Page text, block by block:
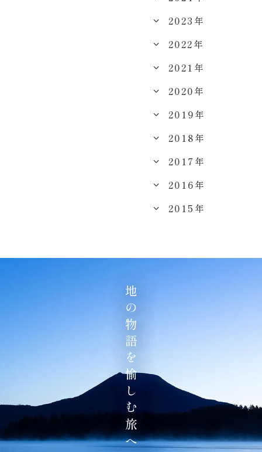
2023年
2022年
2021年
2020年
2019年
2018年
2017年
2016年
2015年
地の物語を愉しむ旅へ